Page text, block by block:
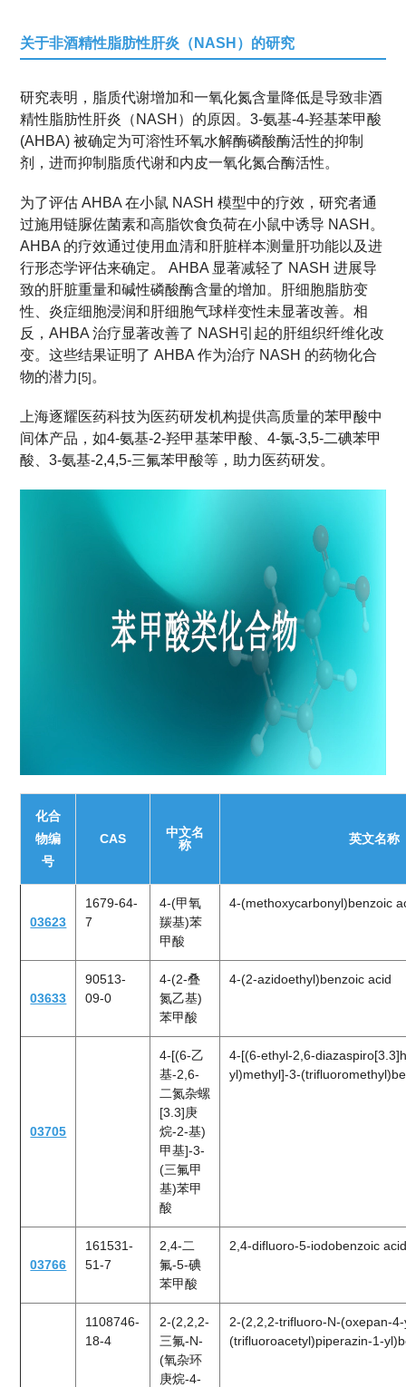
关于非酒精性脂肪性肝炎（NASH）的研究
研究表明，脂质代谢增加和一氧化氮含量降低是导致非酒
精性脂肪性肝炎（NASH）的原因。3-氨基-4-羟基苯甲酸
(AHBA) 被确定为可溶性环氧水解酶磷酸酶活性的抑制
剂，进而抑制脂质代谢和内皮一氧化氮合酶活性。
为了评估 AHBA 在小鼠 NASH 模型中的疗效，研究者通
过施用链脲佐菌素和高脂饮食负荷在小鼠中诱导 NASH。
AHBA 的疗效通过使用血清和肝脏样本测量肝功能以及进
行形态学评估来确定。 AHBA 显著减轻了 NASH 进展导
致的肝脏重量和碱性磷酸酶含量的增加。肝细胞脂肪变
性、炎症细胞浸润和肝细胞气球样变性未显著改善。相
反，AHBA 治疗显著改善了 NASH引起的肝组织纤维化改
变。这些结果证明了 AHBA 作为治疗 NASH 的药物化合
物的潜力 [5] 。
上海逐耀医药科技为医药研发机构提供高质量的苯甲酸中
间体产品，如4-氨基-2-羟甲基苯甲酸、4-氯-3,5-二碘苯甲
酸、3-氨基-2,4,5-三氟苯甲酸等，助力医药研发。
化合
物编
号
CAS
中文名
称
英文名称
03623
1679-64-
7
4-(甲氧
羰基)苯
甲酸
4-(methoxycarbonyl)benzoic
03633
90513-
09-0
4-(2-叠
氮乙基)
苯甲酸
4-(2-azidoethyl)benzoic acid
03705
4-[(6-乙
基-2,6-
二氮杂螺
[3.3]庚
烷-2-基)
甲基]-3-
(三氟甲
基)苯甲
酸
4-[(6-ethyl-2,6-
yl)methyl]-3-
03766
161531-
51-7
2,4-二
氟-5-碘
苯甲酸
2,4-difluoro-5-iodobenzoic
1108746-
18-4
2-(2,2,2-
三氟-N-
(氧杂环
庚烷-4-
2-(2,2,2-trifluoro-N-(oxepan-
(trifluoroacetyl)piperazin-1-